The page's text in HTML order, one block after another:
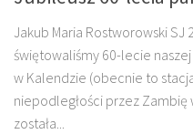
Jakub Maria Rostworowski SJ
świętowaliśmy 60-lecie
w Kalendzie (obecnie to
niepodległości przez Zambię
została...